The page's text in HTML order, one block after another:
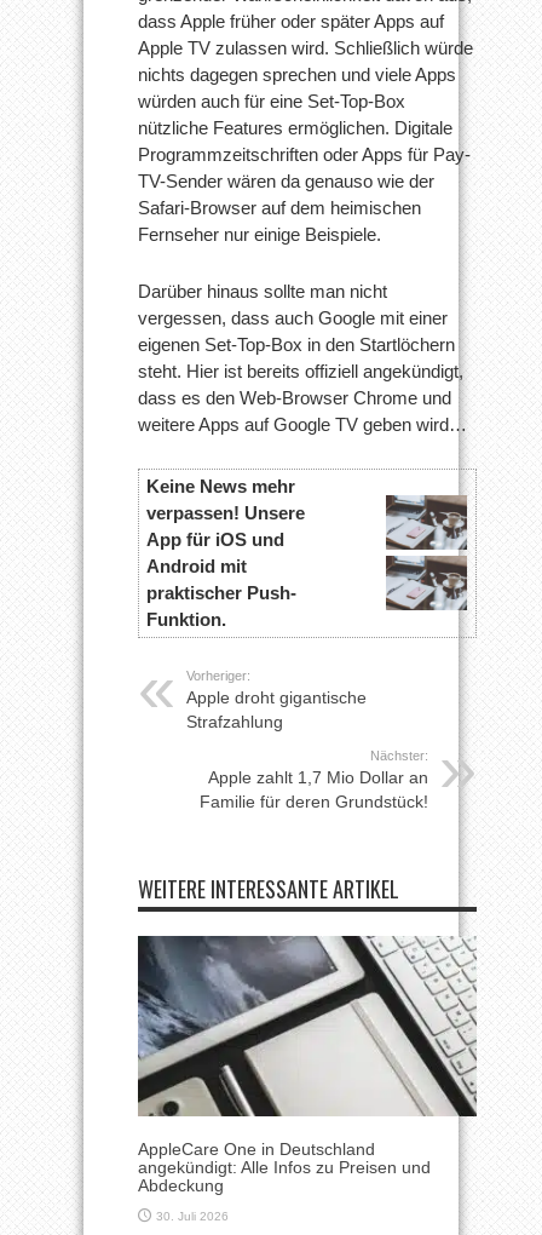
dass Apple früher oder später Apps auf
Apple TV zulassen wird. Schließlich würde
nichts dagegen sprechen und viele Apps
würden auch für eine Set-Top-Box
nützliche Features ermöglichen. Digitale
Programmzeitschriften oder Apps für Pay-
TV-Sender wären da genauso wie der
Safari-Browser auf dem heimischen
Fernseher nur einige Beispiele.
Darüber hinaus sollte man nicht
vergessen, dass auch Google mit einer
eigenen Set-Top-Box in den Startlöchern
steht. Hier ist bereits offiziell angekündigt,
dass es den Web-Browser Chrome und
weitere Apps auf Google TV geben wird…
Keine News mehr
verpassen! Unsere
App für iOS und
Android mit
praktischer Push-
Funktion.
Vorheriger:
Apple droht gigantische
Strafzahlung
Nächster:
Apple zahlt 1,7 Mio Dollar an
Familie für deren Grundstück!
WEITERE INTERESSANTE ARTIKEL
AppleCare One in Deutschland
angekündigt: Alle Infos zu Preisen und
Abdeckung
30. Juli 2026